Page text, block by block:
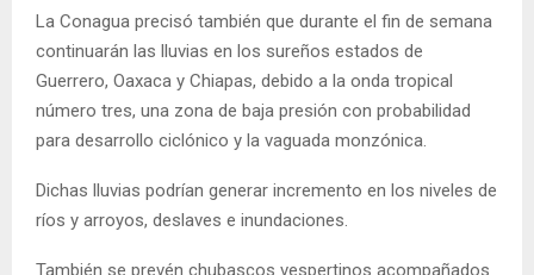
La Conagua precisó también que durante el fin de semana
continuarán las lluvias en los sureños estados de
Guerrero, Oaxaca y Chiapas, debido a la onda tropical
número tres, una zona de baja presión con probabilidad
para desarrollo ciclónico y la vaguada monzónica.
Dichas lluvias podrían generar incremento en los niveles de
ríos y arroyos, deslaves e inundaciones.
También se prevén chubascos vespertinos acompañados